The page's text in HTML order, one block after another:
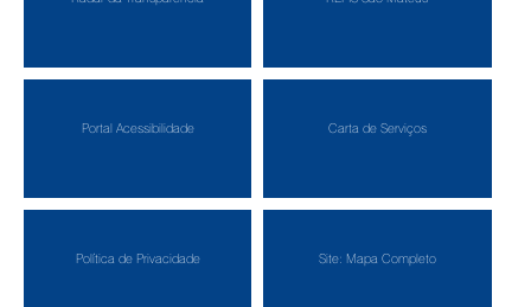
Portal Acessibilidade Carta de Serviços
Política de Privacidade Site: Mapa Completo